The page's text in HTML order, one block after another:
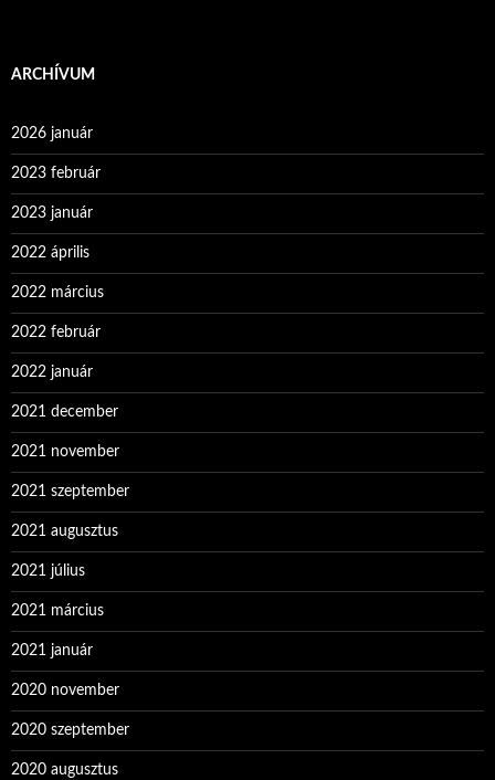
ARCHÍVUM
2026 január
2023 február
2023 január
2022 április
2022 március
2022 február
2022 január
2021 december
2021 november
2021 szeptember
2021 augusztus
2021 július
2021 március
2021 január
2020 november
2020 szeptember
2020 augusztus